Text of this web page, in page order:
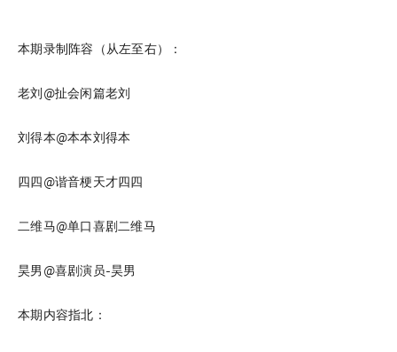
本期录制阵容（从左至右）：
老刘@扯会闲篇老刘
刘得本@本本刘得本
四四@谐音梗天才四四
二维马@单口喜剧二维马
昊男@喜剧演员-昊男
本期内容指北：